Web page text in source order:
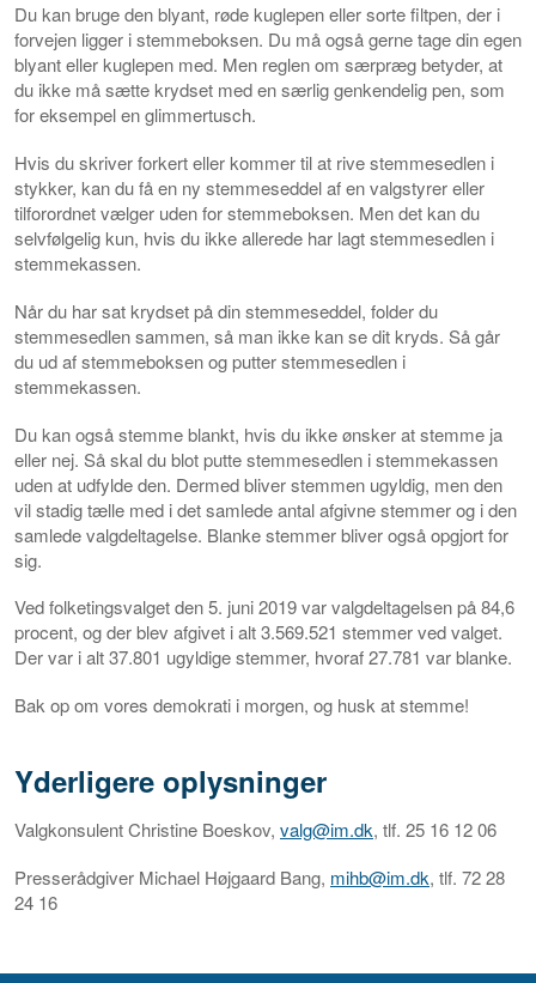
Du kan bruge den blyant, røde kuglepen eller sorte filtpen, der i
forvejen ligger i stemmeboksen. Du må også gerne tage din egen
blyant eller kuglepen med. Men reglen om særpræg betyder, at
du ikke må sætte krydset med en særlig genkendelig pen, som
for eksempel en glimmertusch.
Hvis du skriver forkert eller kommer til at rive stemmesedlen i
stykker, kan du få en ny stemmeseddel af en valgstyrer eller
tilforordnet vælger uden for stemmeboksen. Men det kan du
selvfølgelig kun, hvis du ikke allerede har lagt stemmesedlen i
stemmekassen.
Når du har sat krydset på din stemmeseddel, folder du
stemmesedlen sammen, så man ikke kan se dit kryds. Så går
du ud af stemmeboksen og putter stemmesedlen i
stemmekassen.
Du kan også stemme blankt, hvis du ikke ønsker at stemme ja
eller nej. Så skal du blot putte stemmesedlen i stemmekassen
uden at udfylde den. Dermed bliver stemmen ugyldig, men den
vil stadig tælle med i det samlede antal afgivne stemmer og i den
samlede valgdeltagelse. Blanke stemmer bliver også opgjort for
sig.
Ved folketingsvalget den 5. juni 2019 var valgdeltagelsen på 84,6
procent, og der blev afgivet i alt 3.569.521 stemmer ved valget.
Der var i alt 37.801 ugyldige stemmer, hvoraf 27.781 var blanke.
Bak op om vores demokrati i morgen, og husk at stemme!
Yderligere oplysninger
Valgkonsulent Christine Boeskov, valg@im.dk, tlf. 25 16 12 06
Presserådgiver Michael Højgaard Bang, mihb@im.dk, tlf. 72 28
24 16